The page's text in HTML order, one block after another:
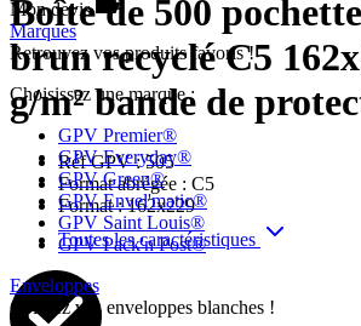
Mon devis
Marques
Retrouvez vos produits favoris !
Choisissez une marque :
GPV Premier®
GPV Everyday®
GPV Green®
GPV Envel'matic®
GPV Saint Louis®
GPV Pack'n Post®
Enveloppes
Colorez vos enveloppes blanches !
Boîte de 500
brun recyclé C5
g/m² bande de
Réf GPV : 505
Format abrégée : C5
Format :162x229
Toutes les caractéristiques